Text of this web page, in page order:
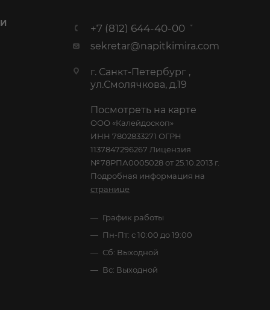
+7 (812) 644-40-00
sekretar@napitkimira.com
г. Санкт-Петербург ,
ул.Смолячкова, д.19
Посмотреть на карте
ООО «Калейдоскоп»
ИНН 7802833271 ОГРН
1137847296267 Лицензия
№78РПА0005028 от 25.10.2013 г.
Подробная информация на
странице
График работы
Пн-Пт: с 10:00 до 19:00
Сб: Выходной
Вс: Выходной